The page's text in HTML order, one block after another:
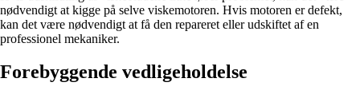
nødvendigt at kigge på selve viskemotoren. Hvis motoren er defekt,
kan det være nødvendigt at få den repareret eller udskiftet af en
professionel mekaniker.
Forebyggende vedligeholdelse